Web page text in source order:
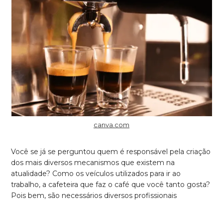
canva.com
Você se já se perguntou quem é responsável pela criação
dos mais diversos mecanismos que existem na
atualidade? Como os veículos utilizados para ir ao
trabalho, a cafeteira que faz o café que você tanto gosta?
Pois bem, são necessários diversos profissionais